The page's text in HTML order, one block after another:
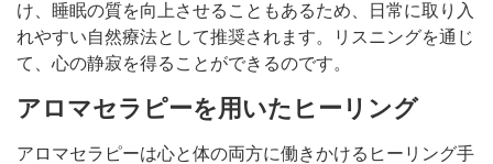
け、睡眠の質を向上させることもあるため、日常に取り入
れやすい自然療法として推奨されます。リスニングを通じ
て、心の静寂を得ることができるのです。
アロマセラピーを用いたヒーリング
アロマセラピーは心と体の両方に働きかけるヒーリング手